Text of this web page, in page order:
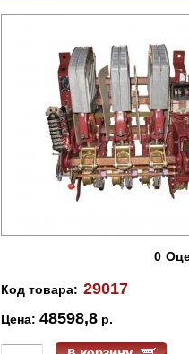
0
Код товара: 29017
Цена: 48598,8 р.